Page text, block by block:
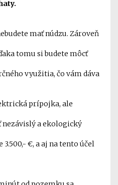
mať núdzu. Zároveň
tomu si budete môcť
využitia, čo vám dáva
prípojka, ale
a ekologický
€, a aj na tento účel